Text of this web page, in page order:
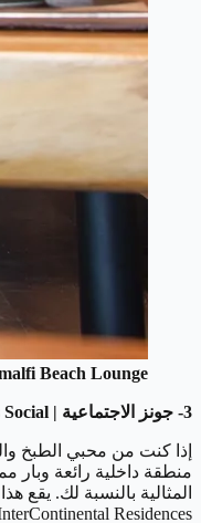
Beach Lounge
3- جونز الاجتماعية | Jones Social
إذا كنت من محبي الطبخ
المثالية بالنسبة لك. يقع